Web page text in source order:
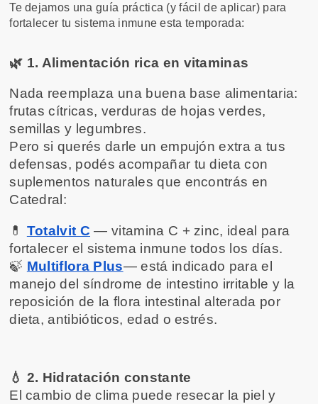
Te dejamos una guía práctica (y fácil de aplicar) para
fortalecer tu sistema inmune esta temporada:
🌿 1. Alimentación rica en vitaminas
Nada reemplaza una buena base alimentaria:
frutas cítricas, verduras de hojas verdes,
semillas y legumbres.
Pero si querés darle un empujón extra a tus
defensas, podés acompañar tu dieta con
suplementos naturales que encontrás en
Catedral:
💊 Totalvit C — vitamina C + zinc, ideal para
fortalecer el sistema inmune todos los días.
🍃 Multiflora Plus— está indicado para el
manejo del síndrome de intestino irritable y la
reposición de la flora intestinal alterada por
dieta, antibióticos, edad o estrés.
💧 2. Hidratación constante
El cambio de clima puede resecar la piel y